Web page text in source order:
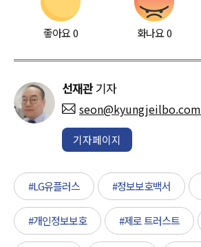
좋아요0 화나요0
선재관 기자
seon@kyungjeilbo.com
기자페이지
#LG유플러스 #정보보호백서
#개인정보보호 #제로 트러스트